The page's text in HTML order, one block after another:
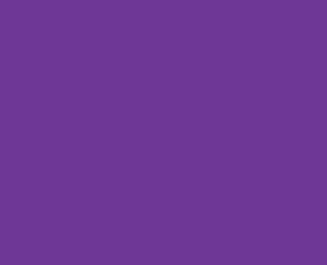
в крупных компаниях
достиг свыше 7,8 млрд